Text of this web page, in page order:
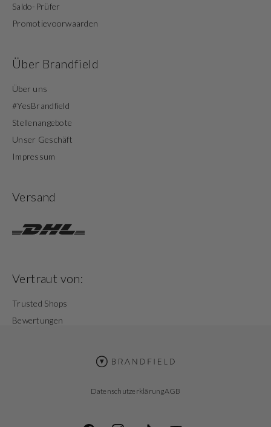
Saldo-Prüfer
Promotievoorwaarden
Über Brandfield
Über uns
#YesBrandfield
Stellenangebote
Unser Geschäft
Impressum
Versand
Vertraut von:
Trusted Shops
Bewertungen
DatenschutzerklärungAGB